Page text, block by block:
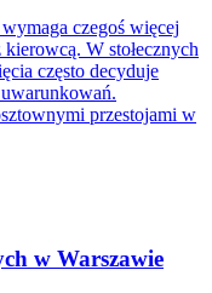
czegoś więcej
W stołecznych
często decyduje
przestojami w
w Warszawie